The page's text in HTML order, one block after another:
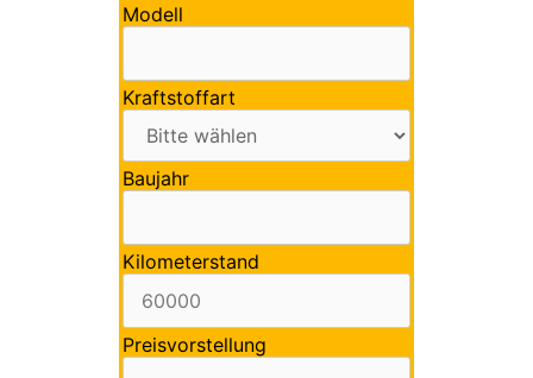
Modell
Kraftstoffart
Baujahr
Kilometerstand
Preisvorstellung